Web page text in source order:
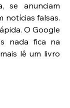
se anunciam
notícias falsas.
O Google
nada fica na
lê um livro